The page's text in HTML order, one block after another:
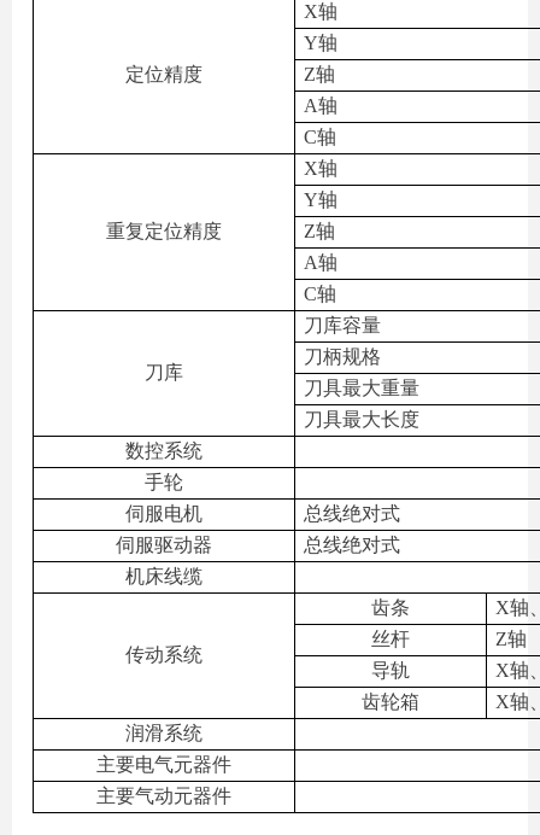
定位精度
X轴
Y轴
Z轴
A轴
C轴
重复定位精度
X轴
Y轴
Z轴
A轴
C轴
刀库
刀库容量
刀柄规格
刀具最大重量
刀具最大长度
数控系统
手轮
伺服电机
总线绝对式
伺服驱动器
总线绝对式
机床线缆
传动系统
齿条 X轴
丝杆
Z轴
导轨
X轴
齿轮箱
X轴
润滑系统
主要电气元器件
主要气动元器件